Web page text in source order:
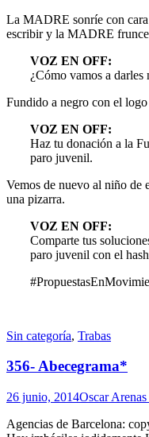
La MADRE sonríe con
escribir y la MADRE
VOZ EN OFF:
¿Cómo vamos a darles
Fundido a negro con el
VOZ EN OFF:
Haz tu donación a la
paro juvenil.
Vemos de nuevo al niño de
una pizarra.
VOZ EN OFF:
Comparte tus
paro juvenil con el
Standard
Sin categoría, Trabas
356- Abecegrama*
26 junio, 2014Oscar
Agencias de Barcelona: